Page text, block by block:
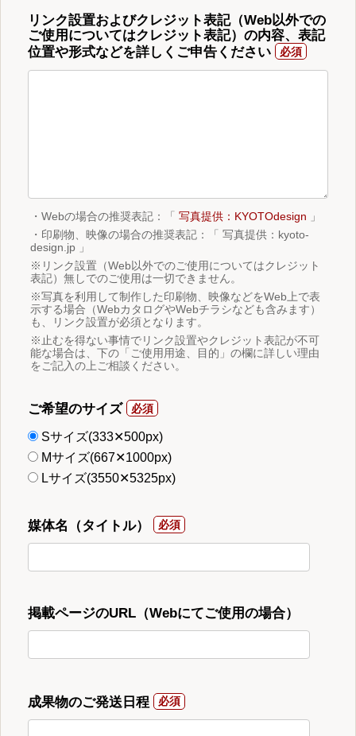
リンク設置およびクレジット表記（Web以外での
ご使用についてはクレジット表記）の内容、表記
位置や形式などを詳しくご申告ください
・Webの場合の推奨表記：「 写真提供：KYOTOdesign 」
・印刷物、映像の場合の推奨表記：「 写真提供：kyoto-
design.jp 」
※リンク設置（Web以外でのご使用についてはクレジット
表記）無しでのご使用は一切できません。
※写真を利用して制作した印刷物、映像などをWeb上で表
示する場合（WebカタログやWebチラシなども含みます）
も、リンク設置が必須となります。
※止むを得ない事情でリンク設置やクレジット表記が不可
能な場合は、下の「ご使用用途、目的」の欄に詳しい理由
をご記入の上ご相談ください。
ご希望のサイズ
Sサイズ(333✕500px)
Mサイズ(667✕1000px)
Lサイズ(3550✕5325px)
媒体名（タイトル）
掲載ページのURL（Webにてご使用の場合）
成果物のご発送日程